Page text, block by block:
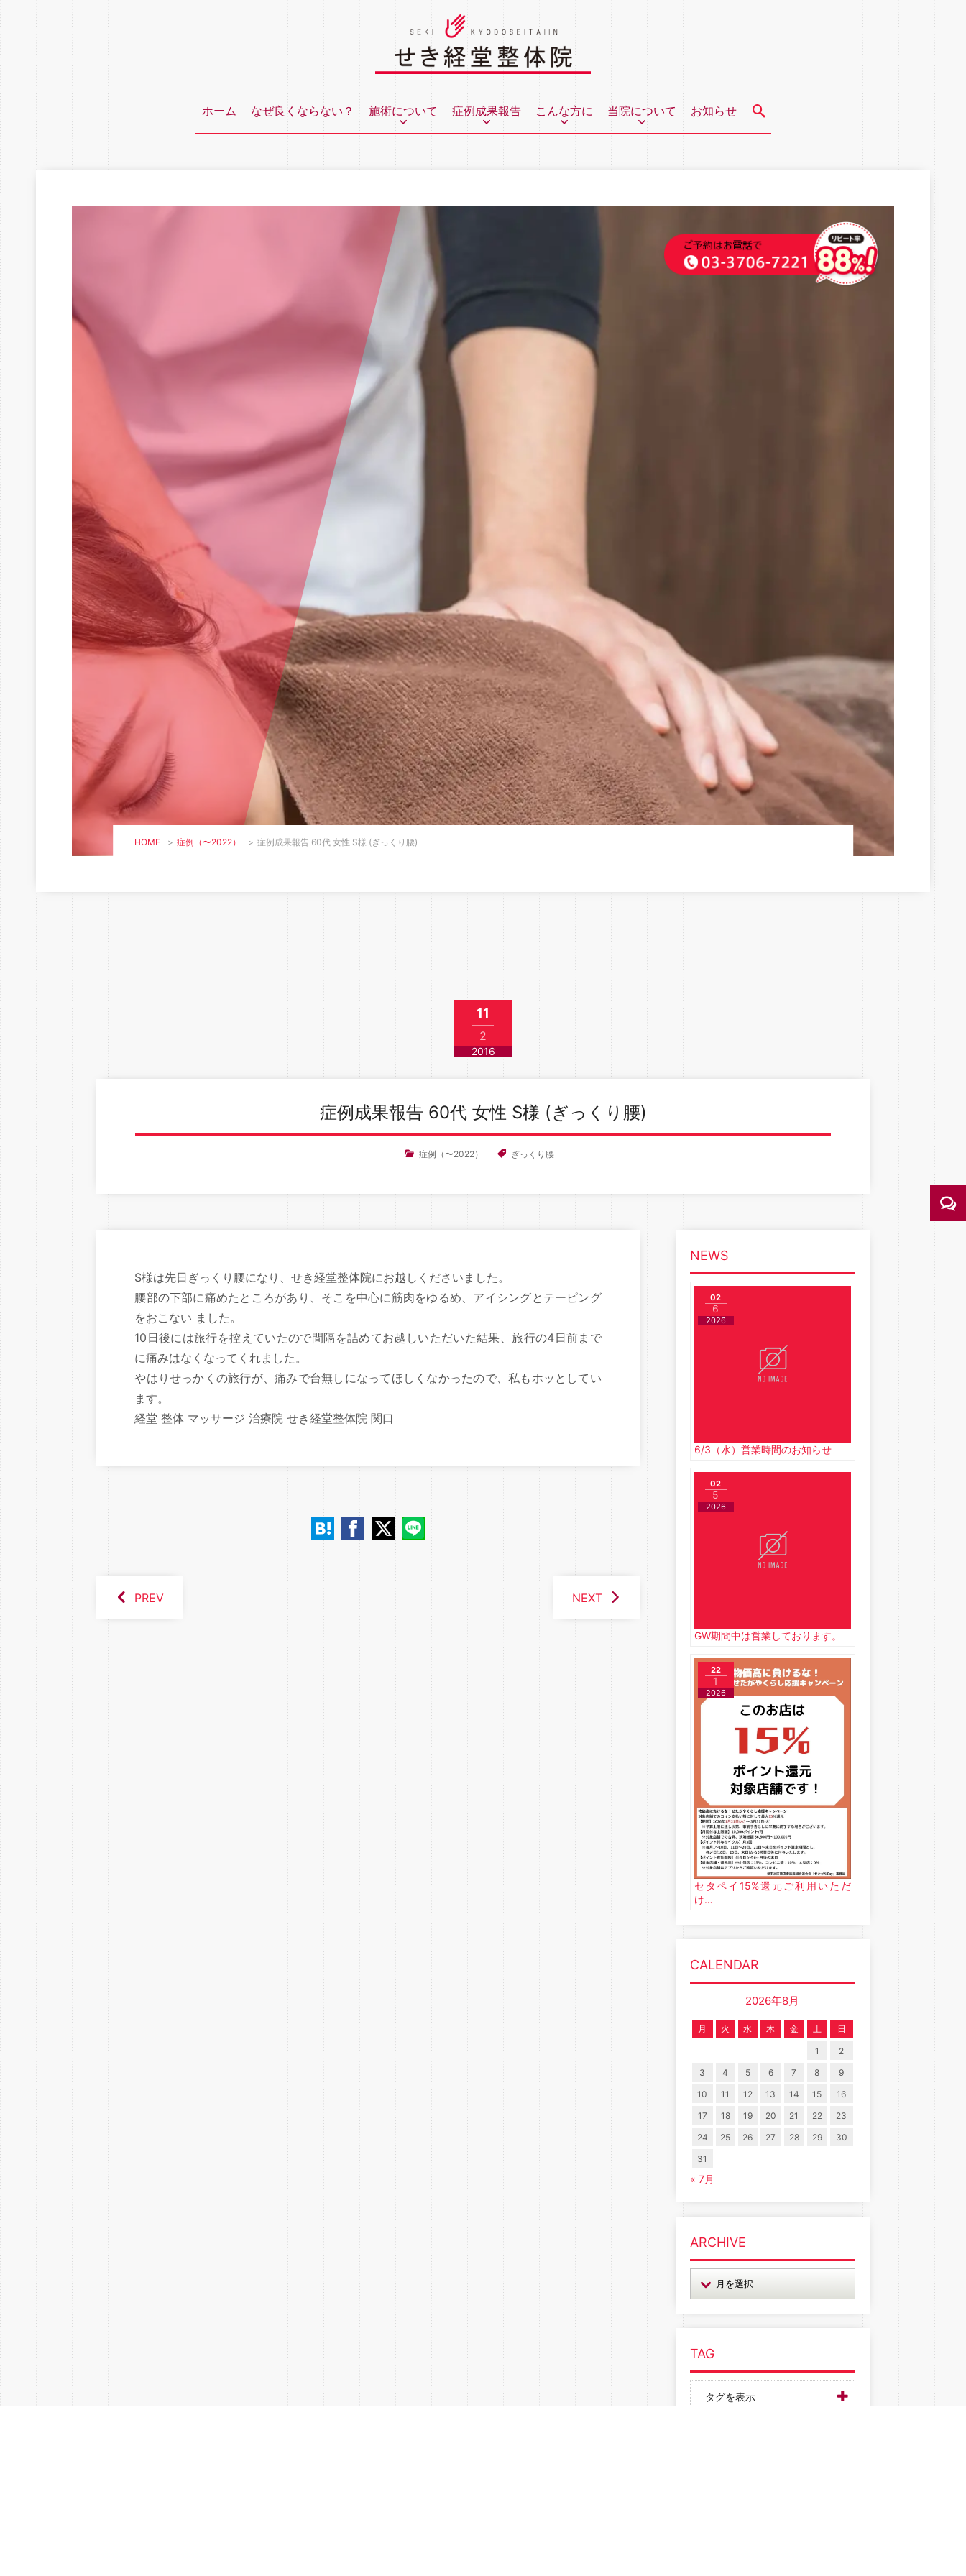
ホーム なぜ良くならない？ 施術について 症例成果報告 こんな方に 当院について お知らせ
HOME > 症例（〜2022） > 症例成果報告 60代 女性 S様 (ぎっくり腰)
11
2
2016
症例成果報告 60代 女性 S様 (ぎっくり腰)
症例（〜2022） ぎっくり腰
S様は先日ぎっくり腰になり、せき経堂整体院にお越しくださいました。
腰部の下部に痛めたところがあり、そこを中心に筋肉をゆるめ、アイシングとテーピング
をおこない ました。
10日後には旅行を控えていたので間隔を詰めてお越しいただいた結果、旅行の4日前まで
に痛みはなくなってくれました。
やはりせっかくの旅行が、痛みで台無しになってほしくなかったので、私もホッとしてい
ます。
経堂 整体 マッサージ 治療院 せき経堂整体院 関口
PREV NEXT
NEWS
6/3（水）営業時間のお知らせ
02
6
2026
GW期間中は営業しております。
02
5
2026
セタペイ15%還元ご利用いただ
け…
22
1
2026
CALENDAR
2026年8月
月 火 水 木 金 土 日
1
2
3
4 5 6 7 8
9
10
11 12 13 14 15
16
17
18 19 20 21 22
23
24
25 26 27 28 29
30
31
« 7月
ARCHIVE
TAG
タグを表示